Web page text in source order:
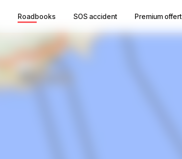
Roadbooks SOS accident Premium offert